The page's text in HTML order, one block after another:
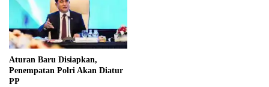
Aturan Baru Disiapkan,
Penempatan Polri Akan Diatur
PP